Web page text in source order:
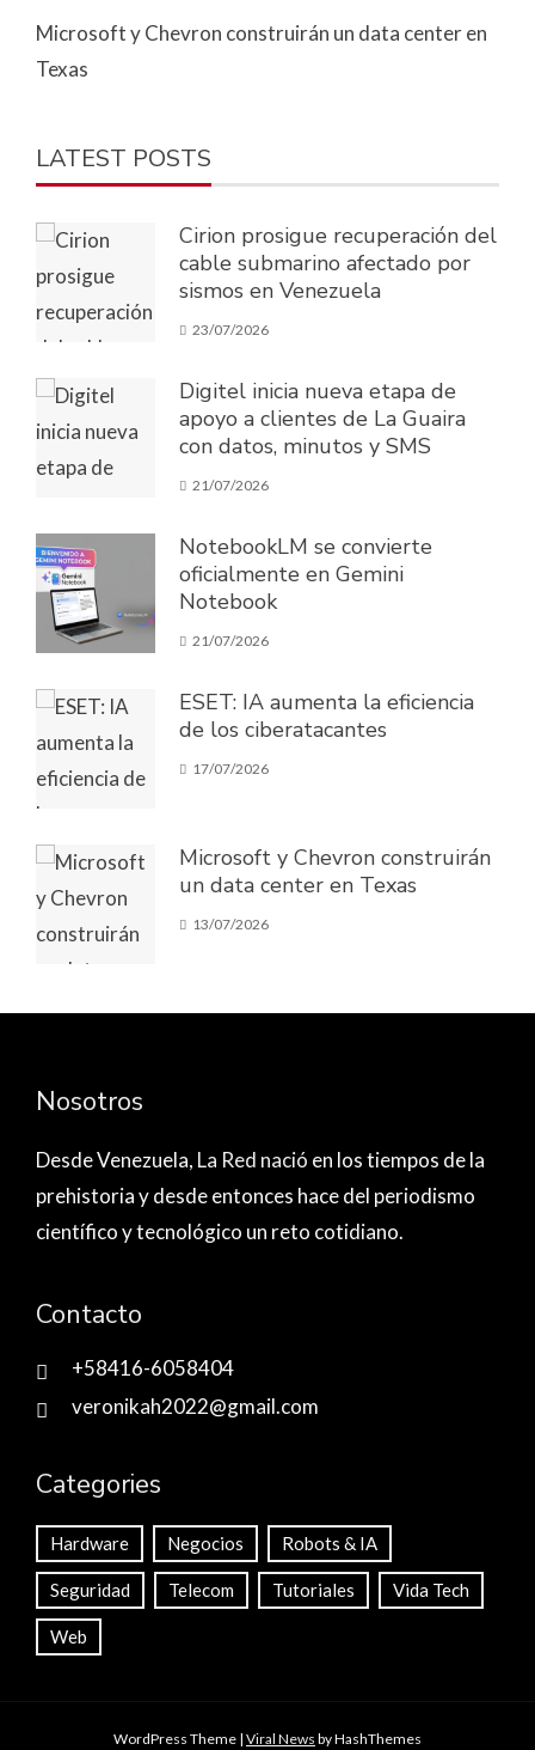
Microsoft y Chevron construirán un data center en
Texas
LATEST POSTS
Cirion prosigue recuperación del
cable submarino afectado por
sismos en Venezuela
23/07/2026
Digitel inicia nueva etapa de
apoyo a clientes de La Guaira
con datos, minutos y SMS
21/07/2026
NotebookLM se convierte
oficialmente en Gemini
Notebook
21/07/2026
ESET: IA aumenta la eficiencia
de los ciberatacantes
17/07/2026
Microsoft y Chevron construirán
un data center en Texas
13/07/2026
Nosotros
Desde Venezuela, La Red nació en los tiempos de la
prehistoria y desde entonces hace del periodismo
científico y tecnológico un reto cotidiano.
Contacto
+58416-6058404
veronikah2022@gmail.com
Categories
Hardware Negocios Robots & IA
Seguridad Telecom Tutoriales Vida Tech
Web
WordPress Theme | Viral News by HashThemes